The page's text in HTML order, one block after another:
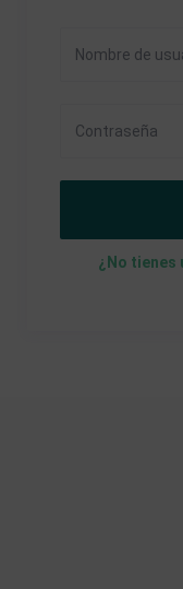
¿No tienes